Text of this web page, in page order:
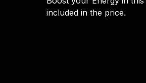
included in the price.